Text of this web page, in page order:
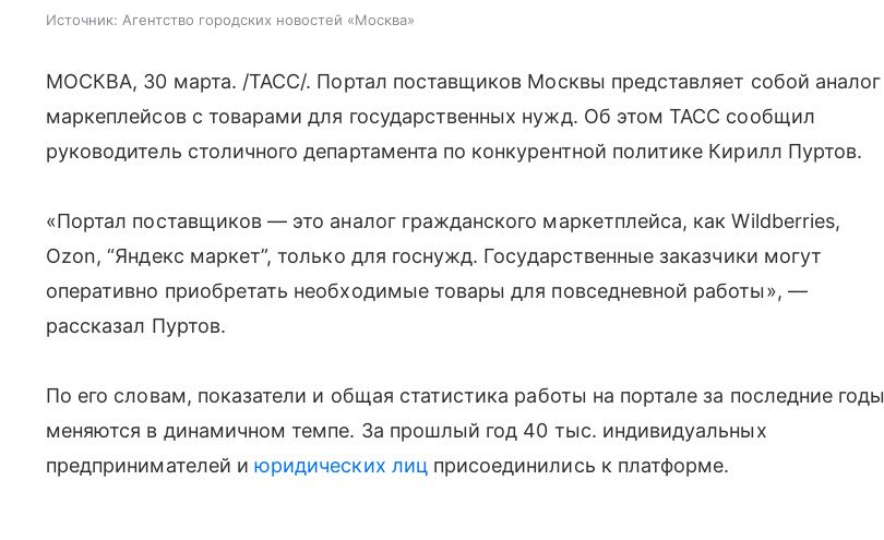
Источник: Агентство городских новостей «Москва»
МОСКВА, 30 марта. /ТАСС/. Портал поставщиков Москвы представляет собой аналог
маркеплейсов с товарами для государственных нужд. Об этом ТАСС сообщил
руководитель столичного департамента по конкурентной политике Кирилл Пуртов.
«Портал поставщиков — это аналог гражданского маркетплейса, как Wildberries,
Ozon, “Яндекс маркет”, только для госнужд. Государственные заказчики могут
оперативно приобретать необходимые товары для повседневной работы», —
рассказал Пуртов.
По его словам, показатели и общая статистика работы на портале за последние годы
меняются в динамичном темпе. За прошлый год 40 тыс. индивидуальных
предпринимателей июридических лицприсоединились к платформе.